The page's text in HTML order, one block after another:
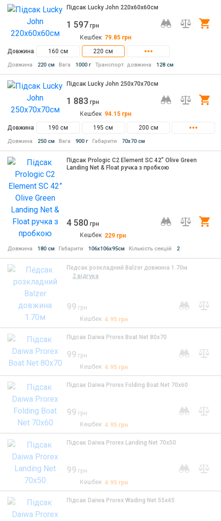
Підсак Lucky John 220х60х60см
1 597 грн
Кешбек 79.85 грн
Довжина
160 см 220 см
Довжина 220 см Вага 1000 г Транспорт. довжина 128 см
Підсак Lucky John 250х70х70см
1 883 грн
Кешбек 94.15 грн
Довжина
190 см 195 см 200 см
Довжина 250 см Вага 900 г Габарити 70х70 см
Підсак Prologic C2 Element SC 42” Olive Green
Landing Net & Float ручка з пробкою
4 580 грн
Кешбек 229 грн
Довжина 180 см Габарити 106x106x95см Кількість секцій 2
2 відгука
Пėдсак розкладний Balzer довжина 1.70м
99 грн
Кешбек4.95 грн
Підсак Daiwa Prorex Boat Net 80x70
99 грн
Кешбек4.95 грн
Підсак Daiwa Prorex Folding Boat Net 70x60
99 грн
Кешбек4.95 грн
Підсак Daiwa Prorex Landing Net 70x50
99 грн
Кешбек4.95 грн
Підсак Daiwa Prorex Wading Net 55x45